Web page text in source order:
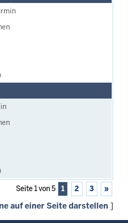
Seite 1 von 5 1 2 3 »
auf einer Seite darstellen ]